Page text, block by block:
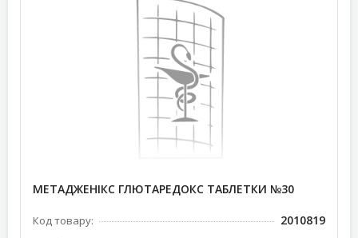
МЕТАДЖЕНІКС ГЛЮТАРЕДОКС ТАБЛЕТКИ №30
Код товару: 2010819